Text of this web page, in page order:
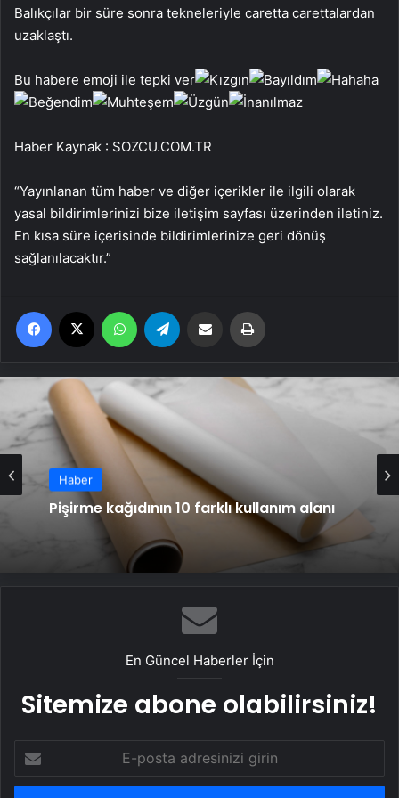
Balıkçılar bir süre sonra tekneleriyle caretta carettalardan
uzaklaştı.
Bu habere emoji ile tepki ver
Haber Kaynak : SOZCU.COM.TR
“Yayınlanan tüm haber ve diğer içerikler ile ilgili olarak
yasal bildirimlerinizi bize iletişim sayfası üzerinden iletiniz.
En kısa süre içerisinde bildirimlerinize geri dönüş
sağlanılacaktır.”
Facebook WhatsApp Email'den paylaş
Haber
Pişirme kağıdının 10 farklı kullanım alanı
En Güncel Haberler İçin
Sitemize abone olabilirsiniz!
posta
adresinizi